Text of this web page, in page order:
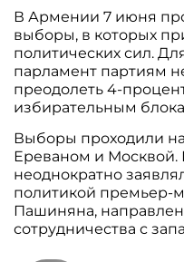
В Армении 7 июня
выборы, в которых
политических сил.
парламент партиям
преодолеть 4-
избирательным
Выборы проходили
Ереваном и Москвой.
неоднократно
политикой премьер-
Пашиняна,
сотрудничества с